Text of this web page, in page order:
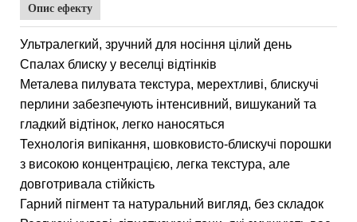
Опис ефекту
Ультралегкий, зручний для носіння цілий день
Спалах блиску у веселці відтінків
Металева пилувата текстура, мерехтливі, блискучі
перлини забезпечують інтенсивний, вишуканий та
гладкий відтінок, легко наносяться
Технологія випікання, шовковисто-блискучі порошки
з високою концентрацією, легка текстура, але
довготривала стійкість
Гарний пігмент та натуральний вигляд, без складок